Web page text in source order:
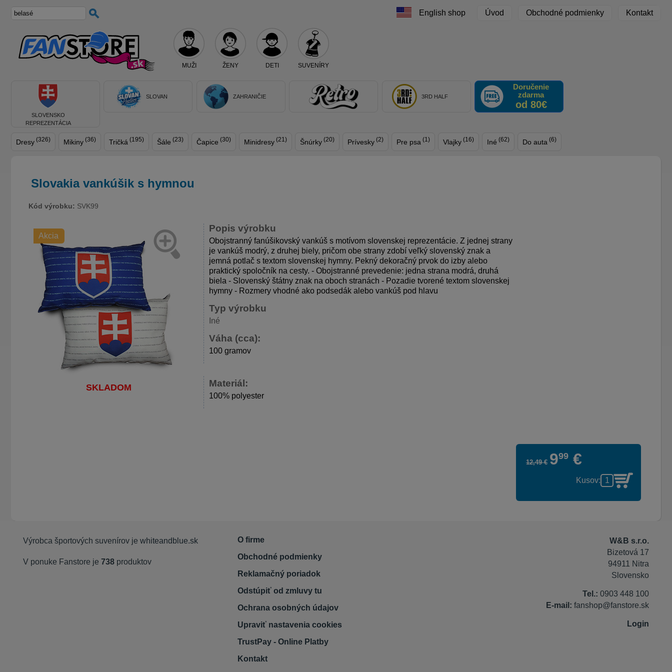
Úvod Obchodné podmienky Kontakt
English shop
MUŽI ŽENY DETI SUVENÍRY
Teraz vyberte klub, alebo typ výrobku
SLOVENSKO
REPREZENTÁCIA
SLOVAN ZAHRANIČIE 3RD HALF
Doručenie
zdarma
od 80€
Dresy (326) Mikiny (36) Tričká (195) Šále (23) Čapice (30) Minidresy (21) Šnúrky (20) Prívesky (2) Pre psa (1) Vlajky (16) Iné (62) Do auta (6)
Slovakia vankúšik s hymnou
Kód výrobku: SVK99
Akcia
SKLADOM
Popis výrobku
Obojstranný fanúšikovský vankúš s motívom slovenskej reprezentácie. Z jednej strany
je vankúš modrý, z druhej biely, pričom obe strany zdobí veľký slovenský znak a
jemná potlač s textom slovenskej hymny. Pekný dekoračný prvok do izby alebo
praktický spoločník na cesty. - Obojstranné prevedenie: jedna strana modrá, druhá
biela - Slovenský štátny znak na oboch stranách - Pozadie tvorené textom slovenskej
hymny - Rozmery vhodné ako podsedák alebo vankúš pod hlavu
Typ výrobku
Iné
Váha (cca):
100 gramov
Materiál:
100% polyester
12,49€ 999 €
Kusov:
Výrobca športových suvenírov je whiteandblue.sk
V ponuke Fanstore je 738 produktov
O firme
Obchodné podmienky
Reklamačný poriadok
Odstúpiť od zmluvy tu
Ochrana osobných údajov
Upraviť nastavenia cookies
TrustPay - Online Platby
Kontakt
W&B s.r.o.
Bizetová 17
94911 Nitra
Slovensko
Tel.: 0903 448 100
E-mail: fanshop@fanstore.sk
Login